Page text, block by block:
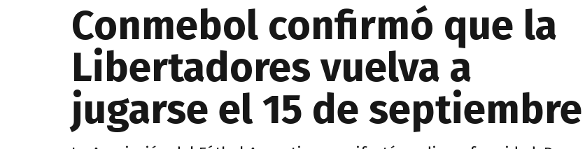
Conmebol confirmó que la
Libertadores vuelva a
jugarse el 15 de septiembre